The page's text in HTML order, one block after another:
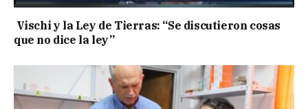
Vischi y la Ley de Tierras: “Se discutieron cosas
que no dice la ley”